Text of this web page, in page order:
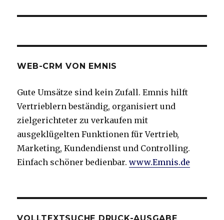
WEB-CRM VON EMNIS
Gute Umsätze sind kein Zufall. Emnis hilft
Vertrieblern beständig, organisiert und
zielgerichteter zu verkaufen mit
ausgeklügelten Funktionen für Vertrieb,
Marketing, Kundendienst und Controlling.
Einfach schöner bedienbar.www.Emnis.de